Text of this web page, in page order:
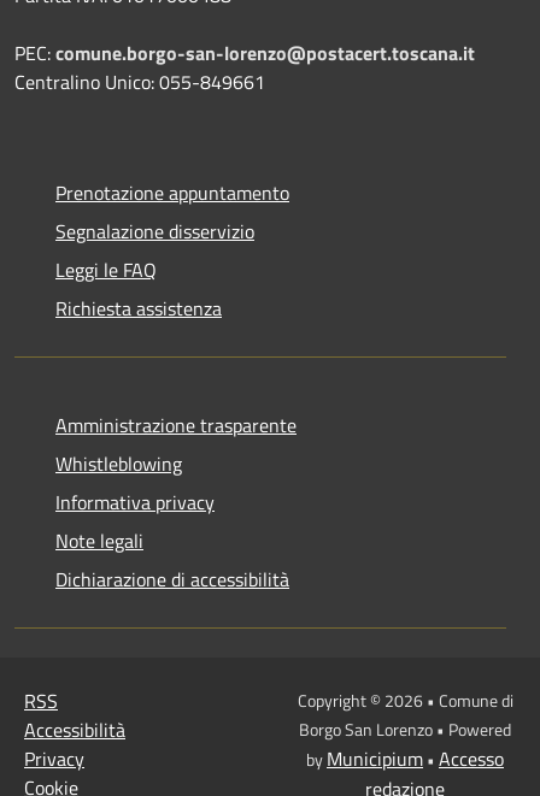
PEC:comune.borgo-san-lorenzo@postacert.toscana.it
Centralino Unico: 055-849661
Prenotazione appuntamento
Segnalazione disservizio
Leggi le FAQ
Richiesta assistenza
Amministrazione trasparente
Whistleblowing
Informativa privacy
Note legali
Dichiarazione di accessibilità
RSS
Accessibilità
Privacy
Cookie
Copyright © 2026 • Comune di
Borgo San Lorenzo • Powered
byMunicipium• Accesso
redazione